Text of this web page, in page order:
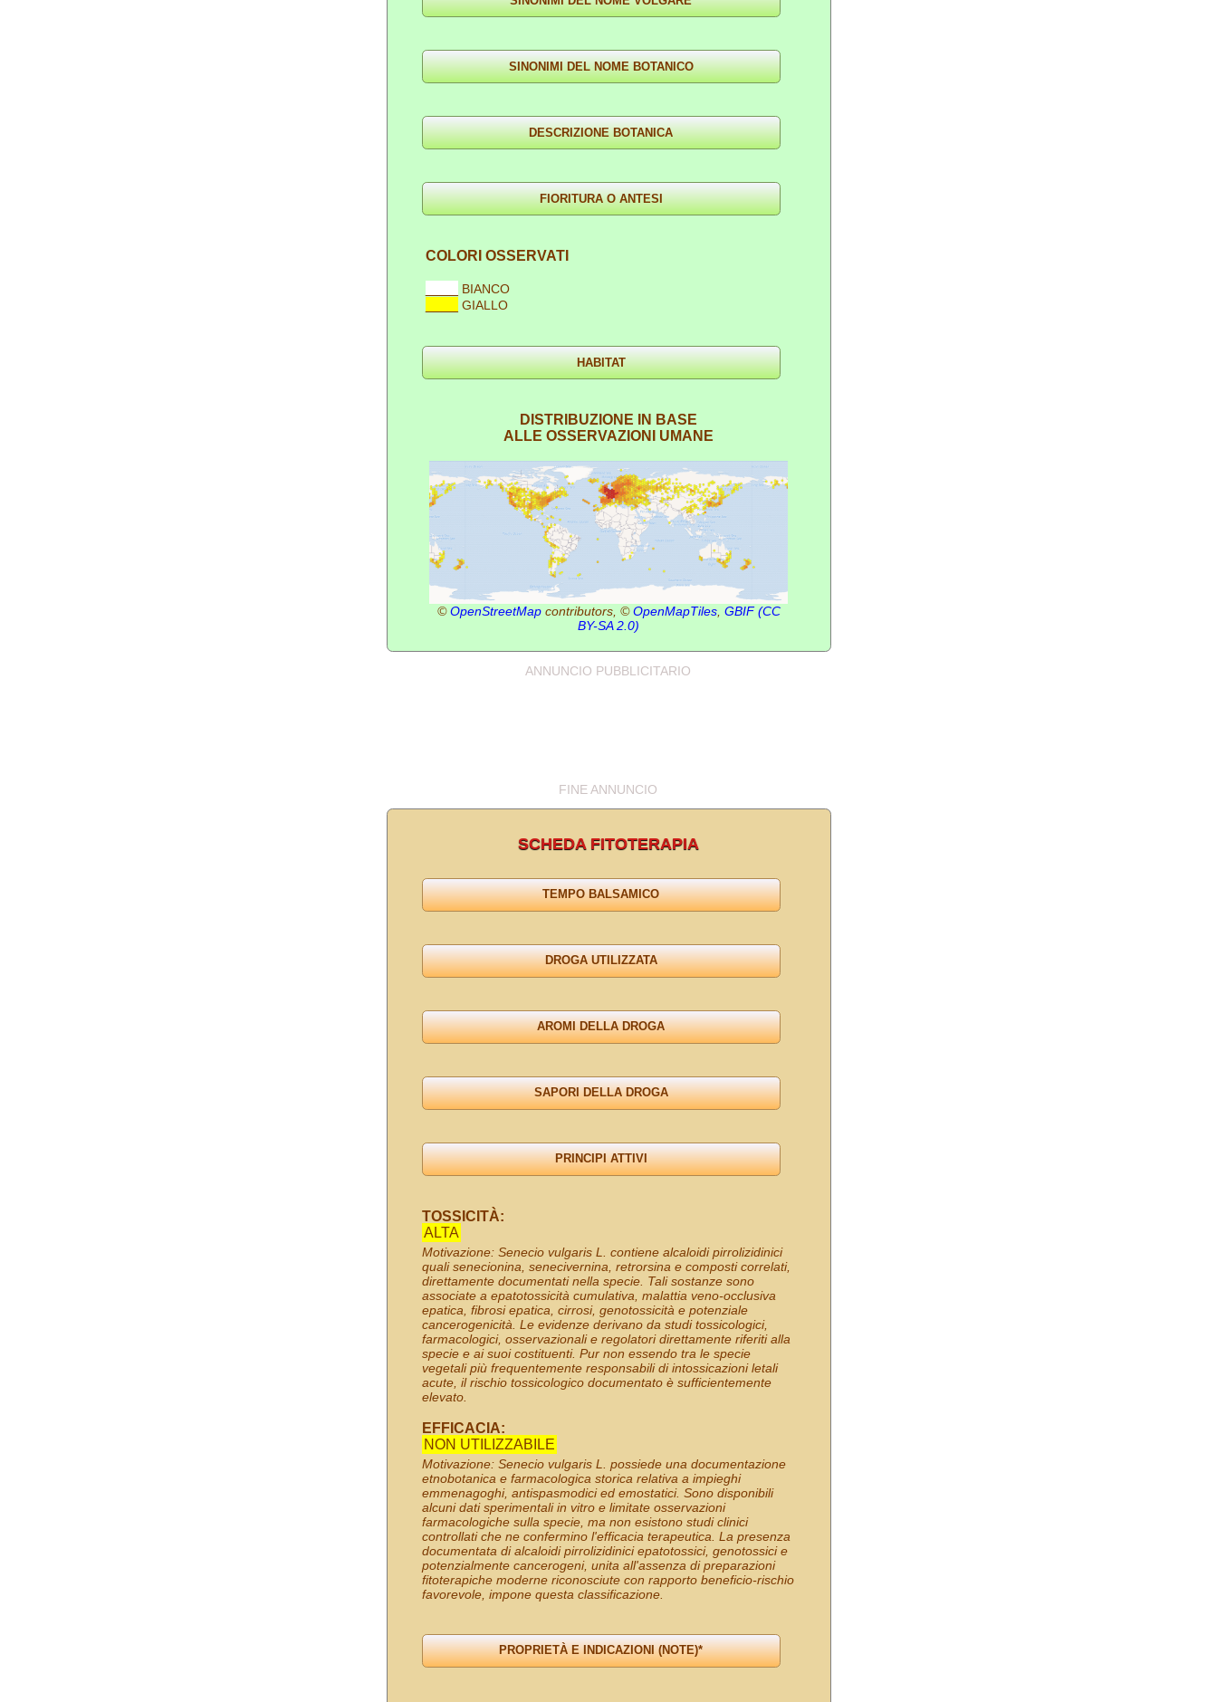
COLORI OSSERVATI
BIANCO
GIALLO
DISTRIBUZIONE IN BASE
ALLE OSSERVAZIONI UMANE
©OpenStreetMapcontributors, ©OpenMapTiles, GBIF (CC
BY-SA 2.0)
ANNUNCIO PUBBLICITARIO
FINE ANNUNCIO
SCHEDA FITOTERAPIA
TOSSICITÀ:
ALTA
Motivazione: Senecio vulgaris L. contiene alcaloidi pirrolizidinici
quali senecionina, senecivernina, retrorsina e composti correlati,
direttamente documentati nella specie. Tali sostanze sono
associate a epatotossicità cumulativa, malattia veno-occlusiva
epatica, fibrosi epatica, cirrosi, genotossicità e potenziale
cancerogenicità. Le evidenze derivano da studi tossicologici,
farmacologici, osservazionali e regolatori direttamente riferiti alla
specie e ai suoi costituenti. Pur non essendo tra le specie
vegetali più frequentemente responsabili di intossicazioni letali
acute, il rischio tossicologico documentato è sufficientemente
elevato.
EFFICACIA:
NON UTILIZZABILE
Motivazione: Senecio vulgaris L. possiede una documentazione
etnobotanica e farmacologica storica relativa a impieghi
emmenagoghi, antispasmodici ed emostatici. Sono disponibili
alcuni dati sperimentali in vitro e limitate osservazioni
farmacologiche sulla specie, ma non esistono studi clinici
controllati che ne confermino l'efficacia terapeutica. La presenza
documentata di alcaloidi pirrolizidinici epatotossici, genotossici e
potenzialmente cancerogeni, unita all'assenza di preparazioni
fitoterapiche moderne riconosciute con rapporto beneficio-rischio
favorevole, impone questa classificazione.